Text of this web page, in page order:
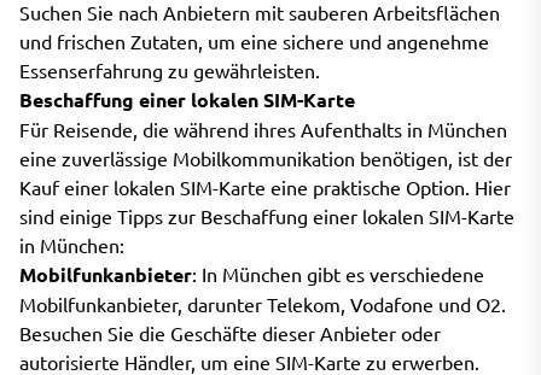
Suchen Sie nach Anbietern mit sauberen Arbeitsflächen
und frischen Zutaten, um eine sichere und angenehme
Essenserfahrung zu gewährleisten.
Beschaffung einer lokalen SIM-Karte
Für Reisende, die während ihres Aufenthalts in München
eine zuverlässige Mobilkommunikation benötigen, ist der
Kauf einer lokalen SIM-Karte eine praktische Option. Hier
sind einige Tipps zur Beschaffung einer lokalen SIM-Karte
in München:
Mobilfunkanbieter: In München gibt es verschiedene
Mobilfunkanbieter, darunter Telekom, Vodafone und O2.
Besuchen Sie die Geschäfte dieser Anbieter oder
autorisierte Händler, um eine SIM-Karte zu erwerben.